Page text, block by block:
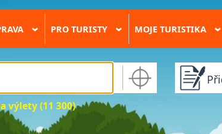
› PRO TURISTY › MOJE TURISTIKA
výlety (11 300)